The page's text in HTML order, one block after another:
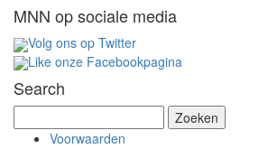
MNN op sociale media
Volg ons op Twitter
Like onze Facebookpagina
Search
o
Voorwaarden